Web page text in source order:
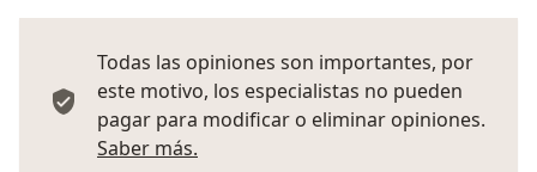
Todas las opiniones son importantes, por
este motivo, los especialistas no pueden
pagar para modificar o eliminar opiniones.
Saber más.